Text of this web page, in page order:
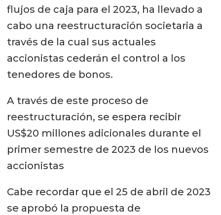
flujos de caja para el 2023, ha llevado a
cabo una reestructuración societaria a
través de la cual sus actuales
accionistas cederán el control a los
tenedores de bonos.
A través de este proceso de
reestructuración, se espera recibir
US$20 millones adicionales durante el
primer semestre de 2023 de los nuevos
accionistas
Cabe recordar que el 25 de abril de 2023
se aprobó la propuesta de